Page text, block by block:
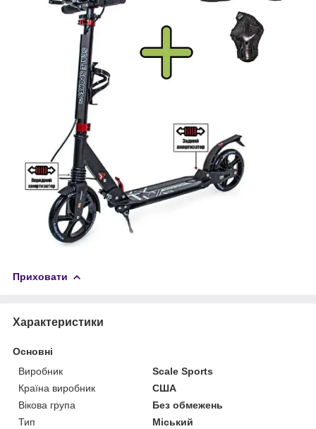
Приховати
Характеристики
Основні
Виробник
Scale Sports
Країна виробник
США
Вікова група
Без обмежень
Тип
Міський